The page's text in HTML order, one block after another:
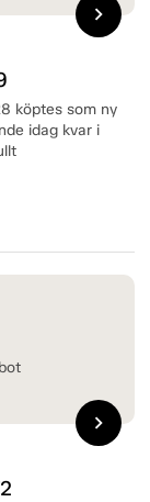
köptes som ny
idag kvar i
chevron_right
chevron_right